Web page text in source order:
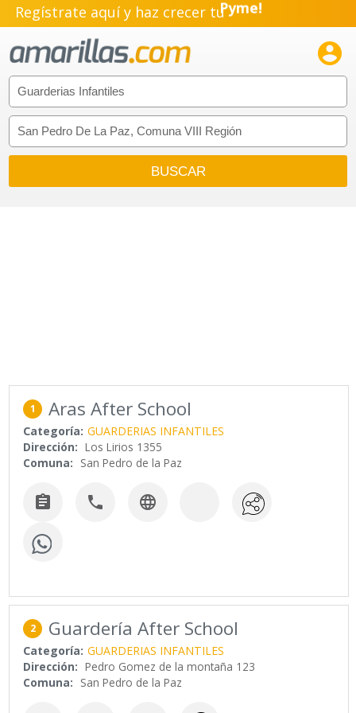
Regístrate aquí y haz crecer tuEmprendimiento!

1 Aras After School
Categoría: GUARDERIAS INFANTILES
Dirección: Los Lirios 1355
Comuna: San Pedro de la Paz
  
2 Guardería After School
Categoría: GUARDERIAS INFANTILES
Dirección: Pedro Gomez de la montaña 123
Comuna: San Pedro de la Paz